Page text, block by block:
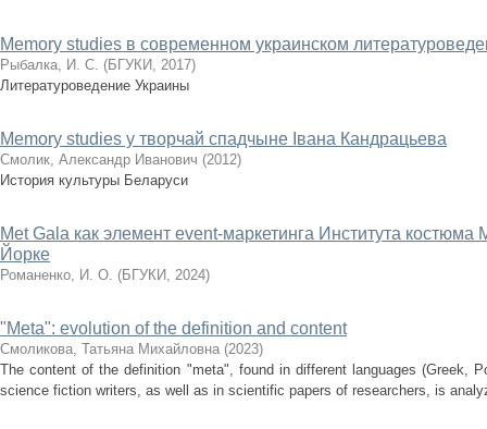
Memory studies в современном украинском
Рыбалка, И. С. (БГУКИ, 2017)
Литературоведение Украины
Memory studies у творчай спадчыне Івана Кандрацьева
Смолик, Александр Иванович (2012)
История культуры Беларуси
Met Gala как элемент event-маркетинга Института
Йорке
Романенко, И. О. (БГУКИ, 2024)
"Meta": evolution of the definition and content
Смоликова, Татьяна Михайловна (2023)
The content of the definition "meta", found in different languages (Greek,
science fiction writers, as well as in scientific papers of researchers, is